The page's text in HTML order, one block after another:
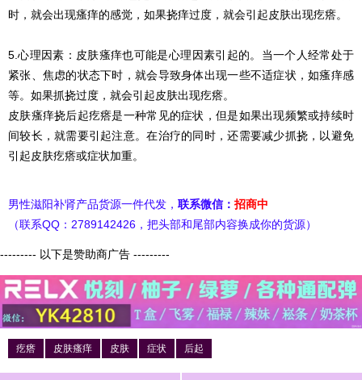
时，就会出现瘙痒的感觉，如果挠痒过度，就会引起皮肤出现疙瘩。
5.心理因素：皮肤瘙痒也可能是心理因素引起的。当一个人经常处于
紧张、焦虑的状态下时，就会导致身体出现一些不适症状，如瘙痒感
等。如果抓挠过度，就会引起皮肤出现疙瘩。
皮肤瘙痒挠后起疙瘩是一种常见的症状，但是如果出现频繁或持续时
间较长，就需要引起注意。在治疗的同时，还需要减少抓挠，以避免
引起皮肤疙瘩或症状加重。
男性滋阳补肾产品货源一件代发， 联系微信： 招商中
（联系QQ：2789142426，把头部和尾部内容换成你的货源）
--------- 以下是赞助商广告 ---------
疙瘩 皮肤瘙痒 皮肤 症状 后起